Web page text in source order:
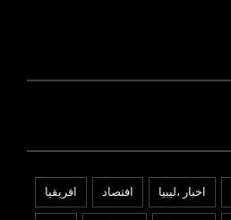
اخبار ،ليبيا افتصاد افريقيا